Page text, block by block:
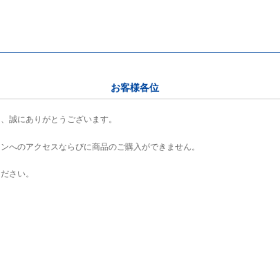
お客様各位
誠にありがとうございます。
へのアクセスならびに商品のご購入ができません。
さい。